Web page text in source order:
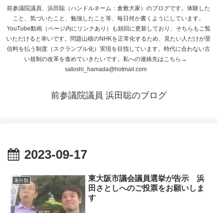
前参議院議員、浜田聡（ハンドルネーム：倉敷大家）のブログです。体験した
こと、気づいたこと、勉強したこと等、毎日何か書くようにしています。
YouTube動画（ページ内にリンクあり）も頻回に更新しており、そちらもご覧
いただけると幸いです。問題山積のNHKを正常化するため、見たい人だけが受
信料を払う制度（スクランブル化）実現を目指しています。時代に合わない古
い規制の改革を進めていきたいです。私への連絡先はこちら→
satoshi_hamada@hotmail.com
前参議院議員 浜田聡のブログ
2023-09-17
未分類
東大阪市議会議員選挙が告示 浜
田さとしへのご投票をお願いしま
す